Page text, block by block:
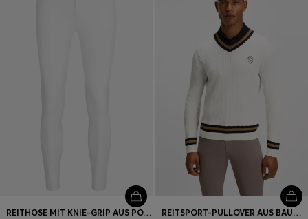
REITHOSE MIT KNIE-GRIP AUS POWER-STRETCH-MATERIAL REITSPORT-PULLOVER AUS BAUMWOLLE MIT ZOPFMUSTER